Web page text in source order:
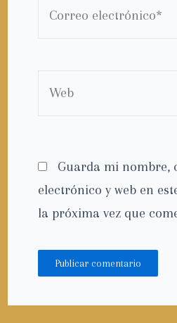
Guarda mi nombre,
electrónico y web en
la próxima vez que